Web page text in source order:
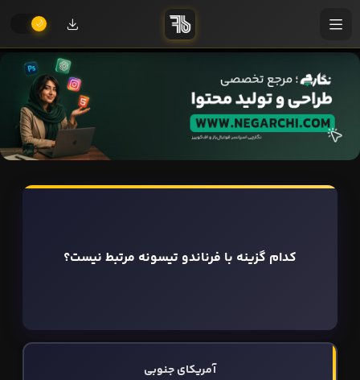
کدام گزینه با فرناندو تیسونه مرتبط نیست؟
آمریکای جنوبی